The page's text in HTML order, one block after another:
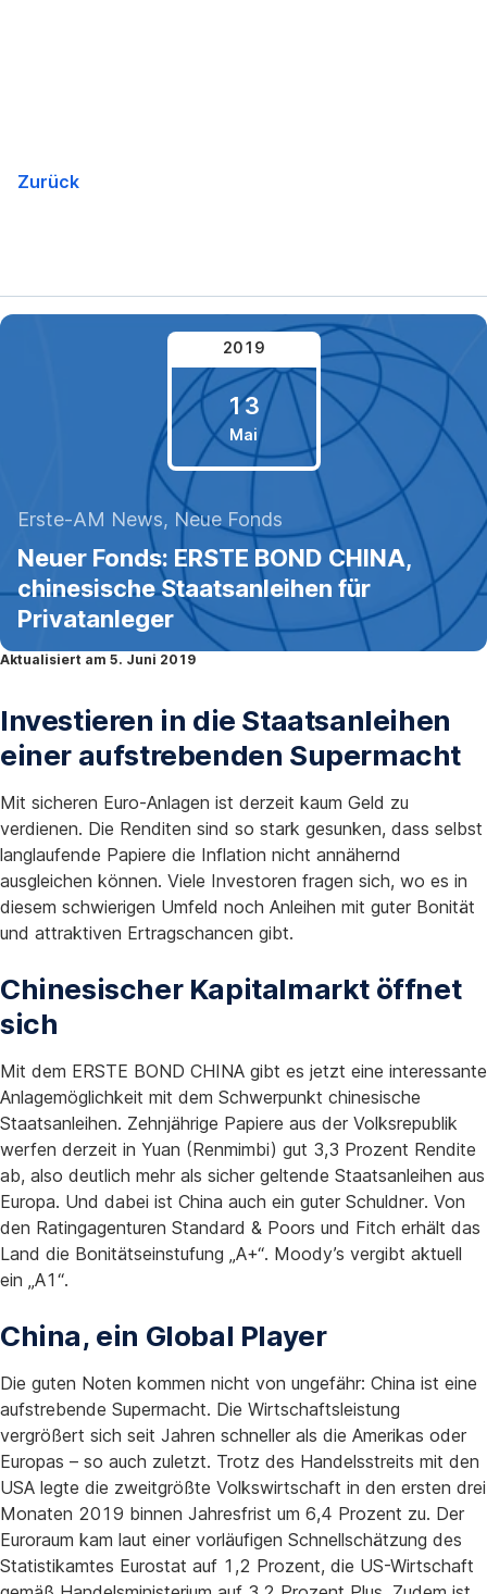
Zurück
2019
13
Mai
13.
Mai
2019
Erste-AM News, Neue Fonds
Neuer Fonds: ERSTE BOND CHINA,
chinesische Staatsanleihen für
Privatanleger
Aktualisiert am 5. Juni 2019
Investieren in die Staatsanleihen
einer aufstrebenden Supermacht
Mit sicheren Euro-Anlagen ist derzeit kaum Geld zu
verdienen. Die Renditen sind so stark gesunken, dass selbst
langlaufende Papiere die Inflation nicht annähernd
ausgleichen können. Viele Investoren fragen sich, wo es in
diesem schwierigen Umfeld noch Anleihen mit guter Bonität
und attraktiven Ertragschancen gibt.
Chinesischer Kapitalmarkt öffnet
sich
Mit dem ERSTE BOND CHINA gibt es jetzt eine interessante
Anlagemöglichkeit mit dem Schwerpunkt chinesische
Staatsanleihen. Zehnjährige Papiere aus der Volksrepublik
werfen derzeit in Yuan (Renmimbi) gut 3,3 Prozent Rendite
ab, also deutlich mehr als sicher geltende Staatsanleihen aus
Europa. Und dabei ist China auch ein guter Schuldner. Von
den Ratingagenturen Standard & Poors und Fitch erhält das
Land die Bonitätseinstufung „A+“. Moody’s vergibt aktuell
ein „A1“.
China, ein Global Player
Die guten Noten kommen nicht von ungefähr: China ist eine
aufstrebende Supermacht. Die Wirtschaftsleistung
vergrößert sich seit Jahren schneller als die Amerikas oder
Europas – so auch zuletzt. Trotz des Handelsstreits mit den
USA legte die zweitgrößte Volkswirtschaft in den ersten drei
Monaten 2019 binnen Jahresfrist um 6,4 Prozent zu. Der
Euroraum kam laut einer vorläufigen Schnellschätzung des
Statistikamtes Eurostat auf 1,2 Prozent, die US-Wirtschaft